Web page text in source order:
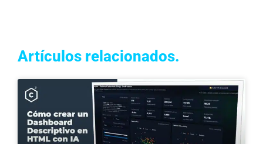
Artículos relacionados.